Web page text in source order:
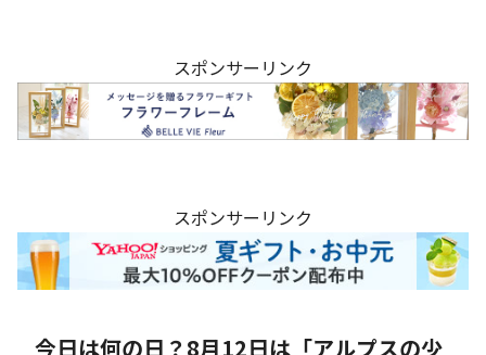
スポンサーリンク
スポンサーリンク
今日は何の日？8月12日は「アルプスの少